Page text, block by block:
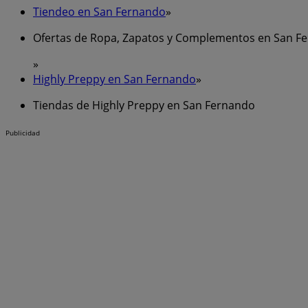
Tiendeo en San Fernando»
Ofertas de Ropa, Zapatos y Complementos en San
»
Highly Preppy en San Fernando»
Tiendas de Highly Preppy en San Fernando
Publicidad